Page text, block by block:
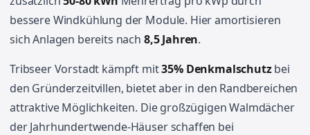
bessere Windkühlung der Module. Hier amortisieren
sich Anlagen bereits nach 8,5 Jahren.
Tribseer Vorstadt kämpft mit35% Denkmalschutzbei
den Gründerzeitvillen, bietet aber in den Randbereichen
attraktive Möglichkeiten. Die großzügigen Walmdächer
der Jahrhundertwende-Häuser schaffen bei